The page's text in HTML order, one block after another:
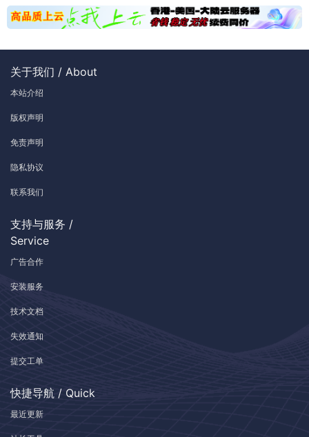
关于我们 / About
本站介绍
版权声明
免责声明
隐私协议
联系我们
支持与服务 /
Service
广告合作
安装服务
技术文档
失效通知
提交工单
快捷导航 / Quick
最近更新